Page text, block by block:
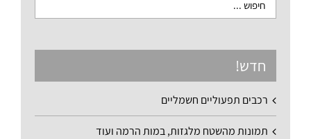
חדש!
רכבים תפעוליים חשמליים
תמונות מהשטח מלגזות, במות הרמה ועוד